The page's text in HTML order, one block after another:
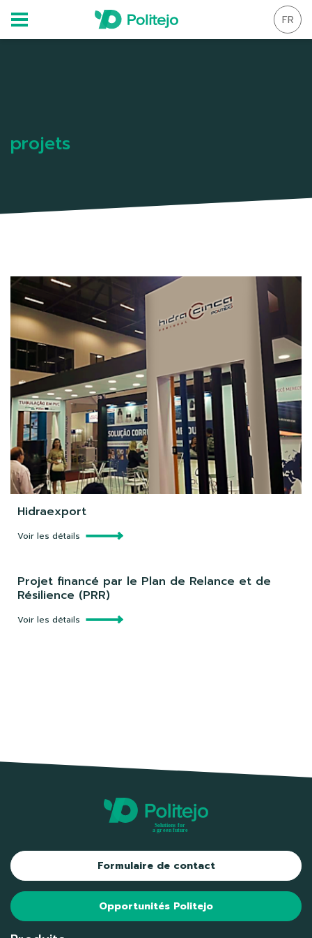
FR
projets
Hidraexport
Voir les détails
Projet financé par le Plan de Relance et de
Résilience (PRR)
Voir les détails
Formulaire de contact
Opportunités Politejo